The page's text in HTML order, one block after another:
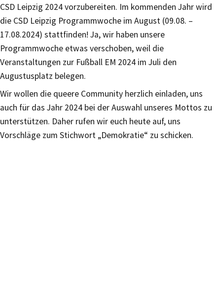
CSD Leipzig 2024 vorzubereiten. Im kommenden Jahr wird
die CSD Leipzig Programmwoche im August (09.08. –
17.08.2024) stattfinden! Ja, wir haben unsere
Programmwoche etwas verschoben, weil die
Veranstaltungen zur Fußball EM 2024 im Juli den
Augustusplatz belegen.
Wir wollen die queere Community herzlich einladen, uns
auch für das Jahr 2024 bei der Auswahl unseres Mottos zu
unterstützen. Daher rufen wir euch heute auf, uns
Vorschläge zum Stichwort „Demokratie“ zu schicken.